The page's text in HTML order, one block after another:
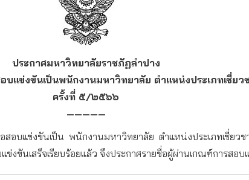
ประกาศมหาวิทยาลัยราชภัฏลำปาง
บแข่งขันเป็นพนักงานมหาวิทยาลัย ตำแหน่งประเภทเชี่ยว
ครั้งที่ ๕/๒๕๖๖
—————
แข่งขันเป็น พนักงานมหาวิทยาลัย ตำแหน่งประเภทเชี่ยวช
งขันเสร็จเรียบร้อยแล้ว จึงประกาศรายชื่อผู้ผ่านเกณฑ์การส